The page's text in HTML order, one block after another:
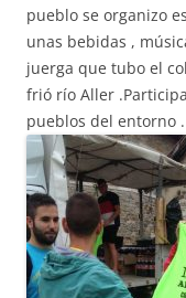
pueblo se organizo
unas bebidas ,
juerga que tubo el
frió río Aller
pueblos del entorno .